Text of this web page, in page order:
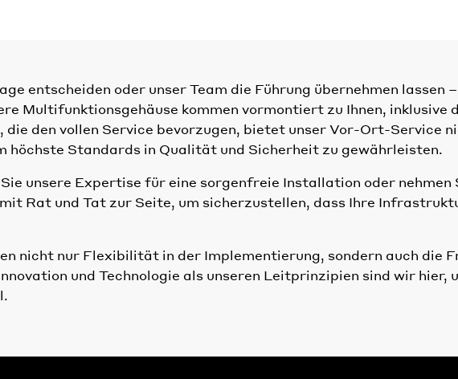
entscheiden oder unser Team die Führung übernehmen
Multifunktionsgehäuse kommen vormontiert zu Ihnen, inklusive
die den vollen Service bevorzugen, bietet unser Vor-Ort-Service
höchste Standards in Qualität und Sicherheit zu gewährleisten.
unsere Expertise für eine sorgenfreie Installation oder nehmen
Rat und Tat zur Seite, um sicherzustellen, dass Ihre
nicht nur Flexibilität in der Implementierung, sondern auch die
und Technologie als unseren Leitprinzipien sind wir hier,